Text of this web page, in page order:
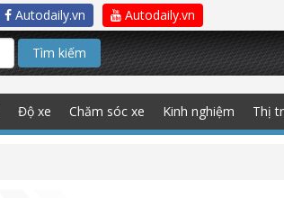
Autodaily.vn Autodaily.vn
Tìm kiếm
Độ xe Chăm sóc xe Kinh nghiệm Thị